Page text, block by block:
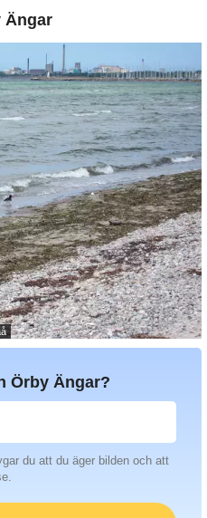
Ängar
Örby Ängar?
du att du äger bilden och att